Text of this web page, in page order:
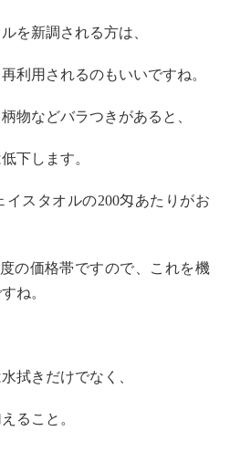
を新調される方は、
利用されるのもいいですね。
物などバラつきがあると、
下します。
スタオルの200匁あたりがお
の価格帯ですので、これを機
ね。
拭きだけでなく、
ること。